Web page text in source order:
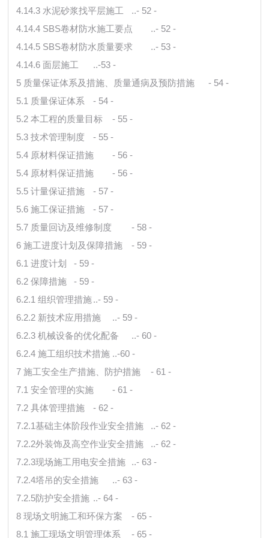
4.14.3 水泥砂浆找平层施工
..- 52 -
4.14.4 SBS卷材防水施工要点
..- 52 -
4.14.5 SBS卷材防水质量要求
..- 53 -
4.14.6 面层施工
..-53 -
5 质量保证体系及措施、质量通病及预防措施
- 54 -
5.1 质量保证体系
- 54 -
5.2 本工程的质量目标
- 55 -
5.3 技术管理制度
- 55 -
5.4 原材料保证措施
- 56 -
5.4 原材料保证措施
- 56 -
5.5 计量保证措施
- 57 -
5.6 施工保证措施
- 57 -
5.7 质量回访及维修制度
- 58 -
6 施工进度计划及保障措施
- 59 -
6.1 进度计划
- 59 -
6.2 保障措施
- 59 -
6.2.1 组织管理措施..- 59 -
6.2.2 新技术应用措施
..- 59 -
6.2.3 机械设备的优化配备
..- 60 -
6.2.4 施工组织技术措施 ..-60 -
7 施工安全生产措施、防护措施
- 61 -
7.1 安全管理的实施
- 61 -
7.2 具体管理措施
- 62 -
7.2.1基础主体阶段作业安全措施
..- 62 -
7.2.2外装饰及高空作业安全措施
..- 62 -
7.2.3现场施工用电安全措施
..- 63 -
7.2.4塔吊的安全措施
..- 63 -
7.2.5防护安全措施 ..- 64 -
8 现场文明施工和环保方案
- 65 -
8.1 施工现场文明管理体系
- 65 -